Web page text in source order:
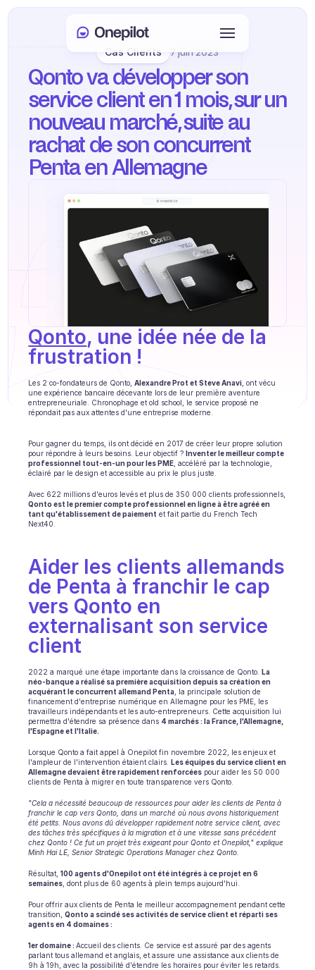
SERVICES
KYC
PRODUITS
Onboarding agent
Base de connaissances
Ticket Center
IA
Suivi qualité
Intégrations
INDUSTRIES
B2B SaaS
Plateforme C2C
Éducation
Fintech
Logistique
Place de marché
Mobilité
Télécommunication
Voyage
Service publics
INDUSTRIES
Connexion
Select Language
Prendre rendez-vous
Cas Clients 7 juin 2023
Qonto va développer son
service client en 1 mois, sur un
nouveau marché, suite au
rachat de son concurrent
Penta en Allemagne
Qonto, une idée née de la
frustration !
Les 2 co-fondateurs de Qonto, Alexandre Prot et Steve Anavi , ont vécu
une expérience bancaire décevante lors de leur première aventure
entrepreneuriale. Chronophage et old school, le service proposé ne
répondait pas aux attentes d'une entreprise moderne.
Pour gagner du temps, ils ont décidé en 2017 de créer leur propre solution
pour répondre à leurs besoins. Leur objectif ? Inventer le meilleur compte
professionnel tout-en-un pour les PME , accéléré par la technologie,
éclairé par le design et accessible au prix le plus juste.
Qonto est le premier compte professionnel en ligne à être agréé en
tant qu'établissement de paiement et fait partie du French Tech
Next40.
Aider les clients allemands
de Penta à franchir le cap
vers Qonto en
externalisant son service
client
2022 a marqué une étape importante dans la croissance de Qonto. La
néo-banque a réalisé sa première acquisition depuis sa création en
acquérant le concurrent allemand Penta , la principale solution de
financement d'entreprise numérique en Allemagne pour les PME, les
travailleurs indépendants et les auto-entrepreneurs. Cette acquisition lui
permettra d'étendre sa présence dans 4 marchés : la France, l'Allemagne,
l'Espagne et l'Italie.
Lorsque Qonto a fait appel à Onepilot fin novembre 2022, les enjeux et
l'ampleur de l'intervention étaient clairs. Les équipes du service client en
Allemagne devaient être rapidement renforcées pour aider les 50 000
clients de Penta à migrer en toute transparence vers Qonto.
"Cela a nécessité beaucoup de ressources pour aider les clients de Penta à
franchir le cap vers Qonto, dans un marché où nous avons historiquement
été petits. Nous avons dû développer rapidement notre service client, avec
des tâches très spécifiques à la migration et à une vitesse sans précédent
chez Qonto ! Ce fut un projet très exigeant pour Qonto et Onepilot," explique
Minh Hai LE, Senior Strategic Operations Manager chez Qonto.
Résultat, 100 agents d'Onepilot ont été intégrés à ce projet en 6
semaines , dont plus de 60 agents à plein temps aujourd'hui.
Pour offrir aux clients de Penta le meilleur accompagnement pendant cette
transition, Qonto a scindé ses activités de service client et réparti ses
agents en 4 domaines :
1er domaine : Accueil des clients. Ce service est assuré par des agents
parlant tous allemand et anglais, et assure une assistance aux clients de
9h à 19h, avec la possibilité d'étendre les horaires pour éviter les retards.